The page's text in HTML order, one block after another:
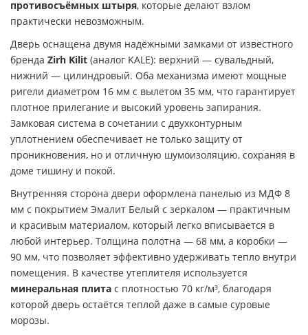
противосъёмных штыря, которые делают взлом
практически невозможным.
Дверь оснащена двумя надёжными замками от известного
бренда Zirh Kilit (аналог KALE): верхний — сувальдный,
нижний — цилиндровый. Оба механизма имеют мощные
ригели диаметром 16 мм с вылетом 35 мм, что гарантирует
плотное прилегание и высокий уровень запирания.
Замковая система в сочетании с двухконтурным
уплотнением обеспечивает не только защиту от
проникновения, но и отличную шумоизоляцию, сохраняя в
доме тишину и покой.
Внутренняя сторона двери оформлена панелью из МДФ 8
мм с покрытием Эмалит Белый с зеркалом — практичным
и красивым материалом, который легко вписывается в
любой интерьер. Толщина полотна — 68 мм, а коробки —
90 мм, что позволяет эффективно удерживать тепло внутри
помещения. В качестве утеплителя используется
минеральная плита с плотностью 70 кг/м³, благодаря
которой дверь остаётся теплой даже в самые суровые
морозы.